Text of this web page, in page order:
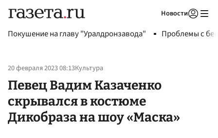
Новости
Покушение на главу "Уралдронзавода" Проблемы с
20 февраля 2023 08:13Культура
Певец Вадим Казаченко
скрывался в костюме
Дикобраза на шоу «Маска»